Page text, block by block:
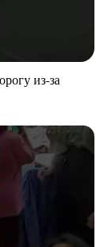
из-за